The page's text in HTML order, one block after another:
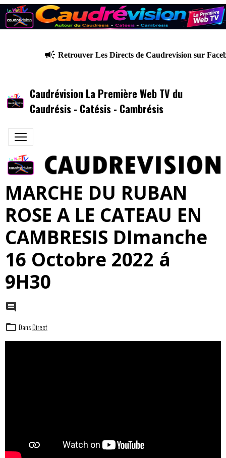
Retrouver Les Directs de Caudrevision sur
Caudrévision La Première Web TV du
Caudrésis - Catésis - Cambrésis
MARCHE DU RUBAN
ROSE A LE CATEAU EN
CAMBRESIS DImanche
16 Octobre 2022 á
9H30
DansDirect